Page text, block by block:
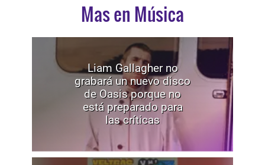
Mas en Música
Liam Gallagher no
grabará un nuevo disco
de Oasis porque no
está preparado para
las críticas